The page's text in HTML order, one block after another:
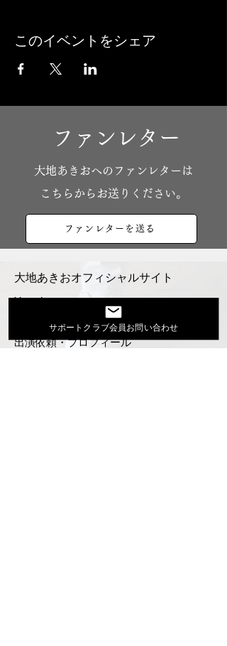
このイベントをシェア
ファンレター
​大地あきおへのファンレターは
こちらからお送りください。
ファンレターを送る
大地あきおオフィシャルサイト
Youtube
出演依頼・プロフィール
サポートクラブ会員お問い合わせ